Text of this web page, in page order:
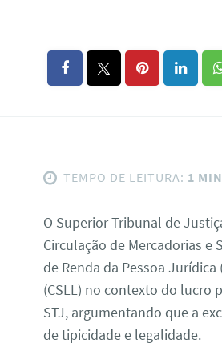
TEMPO DE LEITURA: 1
O Superior Tribunal de
Circulação de Mercadorias e
de Renda da Pessoa Jurídica
(CSLL) no contexto do lucro
STJ, argumentando que a
de tipicidade e legalidade.